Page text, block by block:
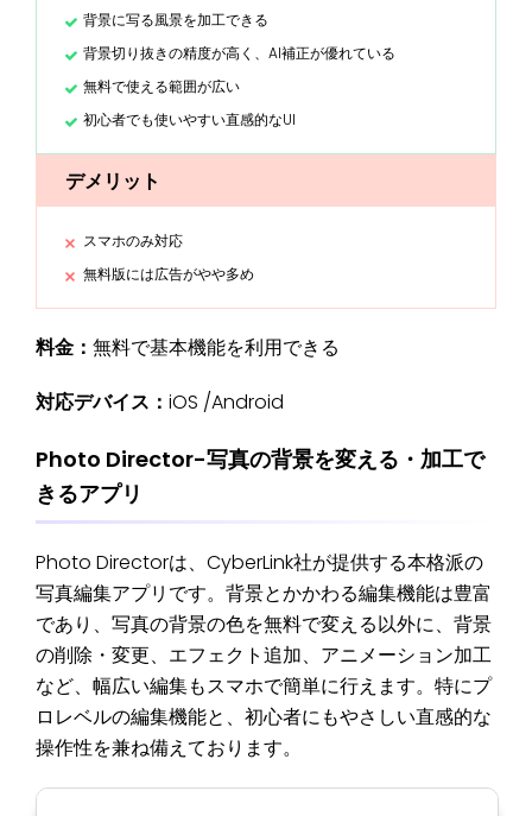
背景に写る風景を加工できる
背景切り抜きの精度が高く、AI補正が優れている
無料で使える範囲が広い
初心者でも使いやすい直感的なUI
デメリット
スマホのみ対応
無料版には広告がやや多め
料金： 無料で基本機能を利用できる
対応デバイス： iOS /Android
Photo Director-写真の背景を変える・加工で
きるアプリ
Photo Directorは、CyberLink社が提供する本格派の
写真編集アプリです。背景とかかわる編集機能は豊富
であり、写真の背景の色を無料で変える以外に、背景
の削除・変更、エフェクト追加、アニメーション加工
など、幅広い編集もスマホで簡単に行えます。特にプ
ロレベルの編集機能と、初心者にもやさしい直感的な
操作性を兼ね備えております。